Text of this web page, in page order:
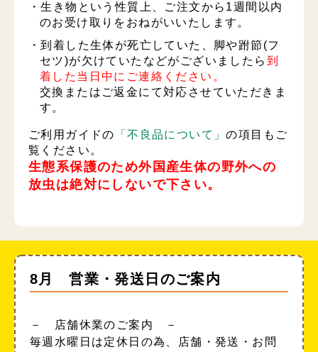
・生き物という性質上、ご注文から1週間以内
のお受け取りをおねがいいたします。
・到着した生体が死亡していた、脚や跗節(フ
セツ)が欠けていたなどがございましたら 到
着した当日中にご連絡ください。
交換またはご返金にて対応させていただきま
す。
ご利用ガイドの 「不良品について」の項目もご
覧ください。
生態系保護のため外国産生体の野外への
放虫は絶対にしないで下さい。
8月 営業・発送日のご案内
－ 店舗休業のご案内 －
毎週水曜日は定休日の為、店舗・発送・お問